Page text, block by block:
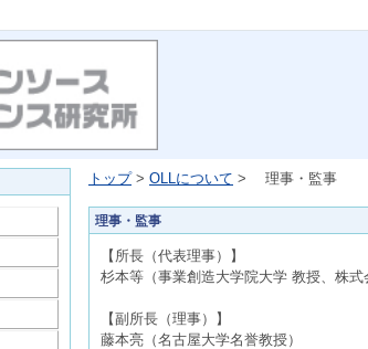
トップ> OLLについて > 理事・監事
理事・監事
【所長（代表理事）】
杉本等（事業創造大学院大学 教授、株式
【副所長（理事）】
藤本亮（名古屋大学名誉教授）